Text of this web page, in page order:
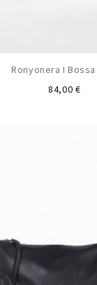
Ronyonera I Bossa
84,00 €Preu